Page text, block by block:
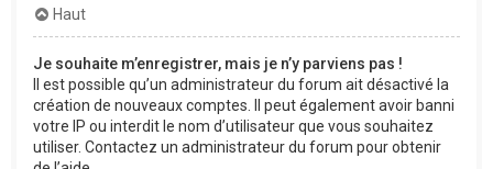
Haut
Je souhaite m’enregistrer, mais je n’y parviens pas !
Il est possible qu’un administrateur du forum ait désactivé la
création de nouveaux comptes. Il peut également avoir banni
votre IP ou interdit le nom d’utilisateur que vous souhaitez
utiliser. Contactez un administrateur du forum pour obtenir